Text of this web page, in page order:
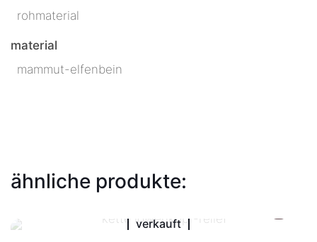
rohmaterial
material
mammut-elfenbein
ähnliche produkte:
verkauft